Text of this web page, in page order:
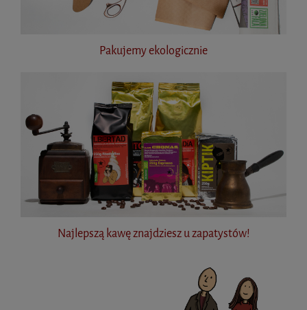
Pakujemy ekologicznie
Najlepszą kawę znajdziesz u zapatystów!